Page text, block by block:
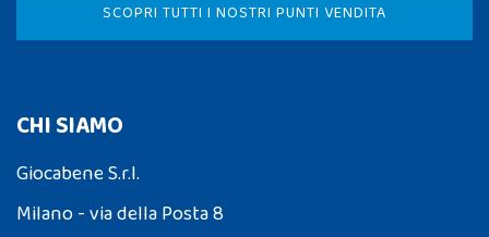
SCOPRI TUTTI I NOSTRI PUNTI VENDITA
CHI SIAMO
Giocabene S.r.l.
Milano - via della Posta 8